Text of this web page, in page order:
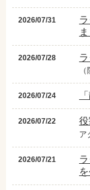
2026/07/31
2026/07/28
2026/07/24
2026/07/22
ア
2026/07/21